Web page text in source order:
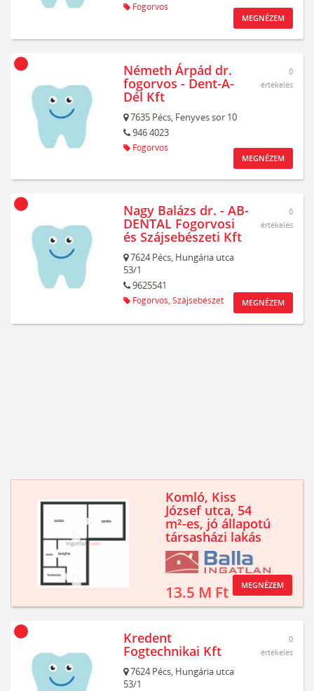
Fogorvos
MEGNÉZEM
Németh Árpád dr.
fogorvos - Dent-A-
Dél Kft
7635 Pécs, Fenyves sor 10
946 4023
Fogorvos
0
értékelés
MEGNÉZEM
Nagy Balázs dr. - AB-
DENTAL Fogorvosi
és Szájsebészeti Kft
7624 Pécs, Hungária utca
53/1
9625541
Fogorvos, Szájsebészet
0
értékelés
MEGNÉZEM
Komló, Kiss
József utca, 54
m²-es, jó állapotú
társasházi lakás
13.5 M Ft MEGNÉZEM
Kredent
Fogtechnikai Kft
7624 Pécs, Hungária utca
53/1
0
értékelés